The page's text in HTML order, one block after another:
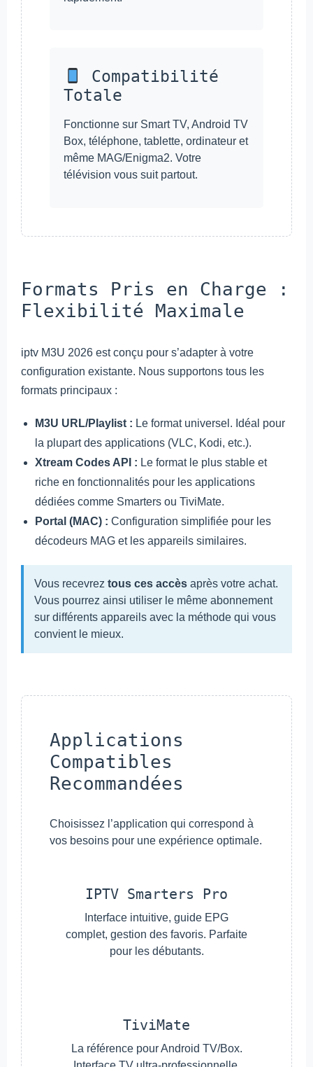
Compatibilité
Totale
Fonctionne sur Smart TV, Android TV
Box, téléphone, tablette, ordinateur et
même MAG/Enigma2. Votre
télévision vous suit partout.
Formats Pris en Charge :
Flexibilité Maximale
iptv M3U 2026 est conçu pour s’adapter à votre
configuration existante. Nous supportons tous les
formats principaux :
M3U URL/Playlist : Le format universel. Idéal pour
la plupart des applications (VLC, Kodi, etc.).
Xtream Codes API : Le format le plus stable et
riche en fonctionnalités pour les applications
dédiées comme Smarters ou TiviMate.
Portal (MAC) : Configuration simplifiée pour les
décodeurs MAG et les appareils similaires.
Vous recevrez tous ces accès après votre achat.
Vous pourrez ainsi utiliser le même abonnement
sur différents appareils avec la méthode qui vous
convient le mieux.
Applications
Compatibles
Recommandées
Choisissez l’application qui correspond à
vos besoins pour une expérience optimale.
IPTV Smarters Pro
Interface intuitive, guide EPG
complet, gestion des favoris. Parfaite
pour les débutants.
TiviMate
La référence pour Android TV/Box.